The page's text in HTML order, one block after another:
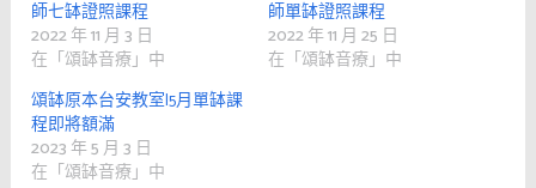
師七缽證照課程
2022 年 11 月 3 日
在「頌缽音療」中
師單缽證照課程
2022 年 11 月 25 日
在「頌缽音療」中
頌缽原本台安教室|5月單缽課
程即將額滿
2023 年 5 月 3 日
在「頌缽音療」中